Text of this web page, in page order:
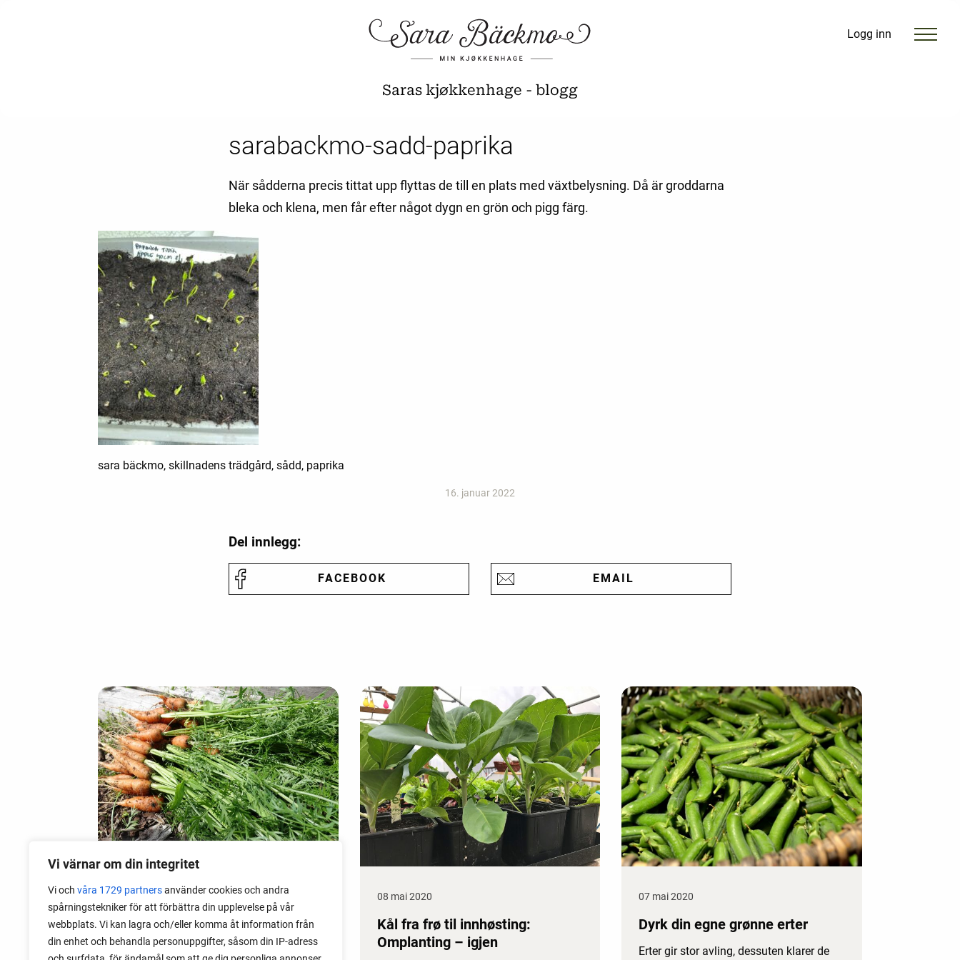
Vi värnar om din integritet
Vi och våra 1729 partnersanvänder cookies och andra
spårningstekniker för att förbättra din upplevelse på vår
webbplats. Vi kan lagra och/eller komma åt information från
din enhet och behandla personuppgifter, såsom din IP-adress
Logg inn
Saras kjøkkenhage - blogg
sarabackmo-sadd-paprika
När sådderna precis tittat upp flyttas de till en plats med växtbelysning. Då är groddarna
bleka och klena, men får efter något dygn en grön och pigg färg.
sara bäckmo, skillnadens trädgård, sådd, paprika
16. januar 2022
Del innlegg:
FACEBOOK EMAIL
09 mai 2020
Brannskader av grønnsaker
Noen grønnsaker kan utrolig nok
08 mai 2020
Kål fra frø til innhøsting:
Omplanting – igjen
07 mai 2020
Dyrk din egne grønne erter
Erter gir stor avling, dessuten klarer de